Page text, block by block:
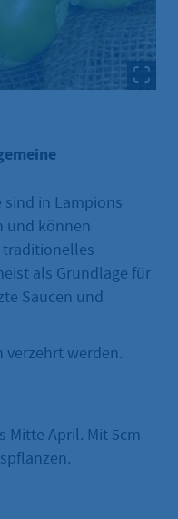
in Lampions
und können
traditionelles
als Grundlage für
Saucen und
verzehrt werden.
Mitte April. Mit 5cm